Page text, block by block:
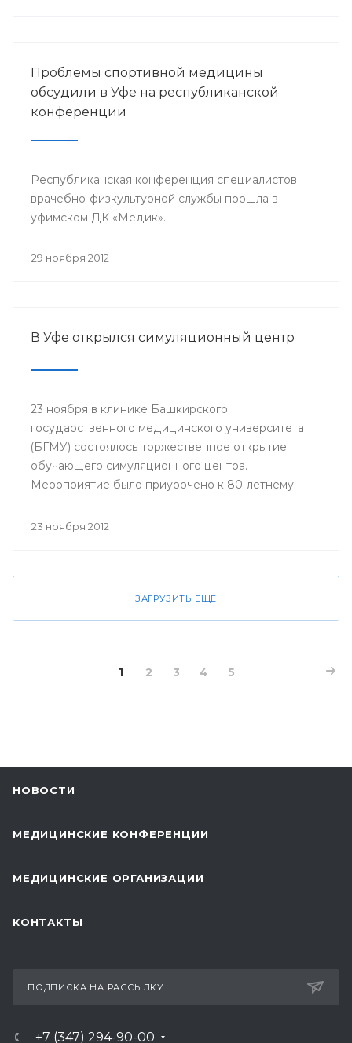
Проблемы спортивной медицины
обсудили в Уфе на республиканской
конференции
Республиканская конференция специалистов
врачебно-физкультурной службы прошла в
уфимском ДК «Медик».
29 ноября 2012
В Уфе открылся симуляционный центр
23 ноября в клинике Башкирского
государственного медицинского университета
(БГМУ) состоялось торжественное открытие
обучающего симуляционного центра.
Мероприятие было приурочено к 80-летнему
23 ноября 2012
ЗАГРУЗИТЬ ЕЩЕ
1 2 3 4 5
НОВОСТИ
МЕДИЦИНСКИЕ КОНФЕРЕНЦИИ
МЕДИЦИНСКИЕ ОРГАНИЗАЦИИ
КОНТАКТЫ
ПОДПИСКА НА РАССЫЛКУ
+7 (347) 294-90-00